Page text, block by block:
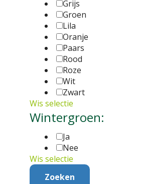
Grijs
Groen
Lila
Oranje
Paars
Rood
Roze
Wit
Zwart
Wis selectie
Wintergroen:
Ja
Nee
Wis selectie